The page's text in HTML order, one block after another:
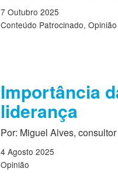
7 Outubro 2025
Conteúdo Patrocinado Opinião
Importância
liderança
Por: Miguel Alves,
4 Agosto 2025
Opinião